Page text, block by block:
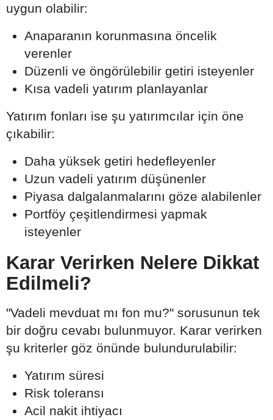
uygun olabilir:
Anaparanın korunmasına öncelik
verenler
Düzenli ve öngörülebilir getiri isteyenler
Kısa vadeli yatırım planlayanlar
Yatırım fonları ise şu yatırımcılar için öne
çıkabilir:
Daha yüksek getiri hedefleyenler
Uzun vadeli yatırım düşünenler
Piyasa dalgalanmalarını göze alabilenler
Portföy çeşitlendirmesi yapmak
isteyenler
Karar Verirken Nelere Dikkat
Edilmeli?
"Vadeli mevduat mı fon mu?" sorusunun tek
bir doğru cevabı bulunmuyor. Karar verirken
şu kriterler göz önünde bulundurulabilir:
Yatırım süresi
Risk toleransı
Acil nakit ihtiyacı